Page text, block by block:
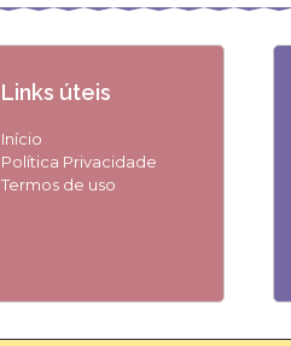
Links úteis
Início
Política Privacidade
Termos de uso